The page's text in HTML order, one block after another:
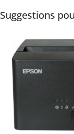
Suggestions